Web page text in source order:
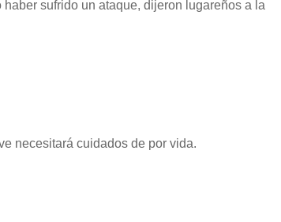
sufrido un ataque, dijeron lugareños a la
necesitará cuidados de por vida.